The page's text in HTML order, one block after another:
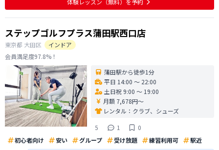
体験レッスン （無料） を予約
ステップゴルフプラス蒲田駅西口店
東京都 大田区
インドア
会員満足度97.8%！
蒲田駅から徒歩1分
平日 14:00 〜 22:00
土日祝 9:00 〜 19:00
月額 7,678円〜
レンタル： クラブ、シューズ
5
1
0
初心者向け
安い グループ 受け放題 練習利用可 駅近